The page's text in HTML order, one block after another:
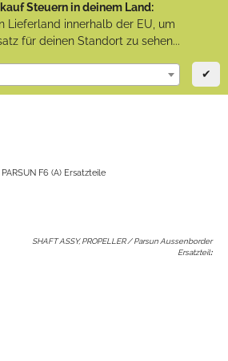
Steuern in deinem Land:
Lieferland innerhalb der EU, um
für deinen Standort zu sehen...
✔
PARSUN F6 (A) Ersatzteile
SHAFT ASSY, PROPELLER / Parsun Aussenborder
Ersatzteil: